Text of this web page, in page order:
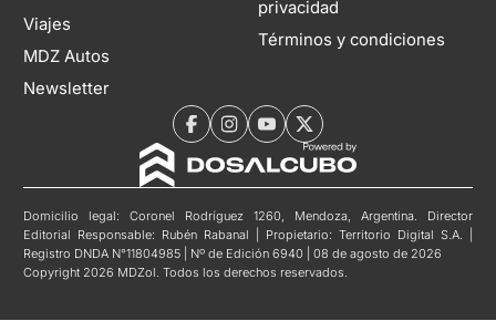
Viajes
MDZ Autos
Newsletter
privacidad
Términos y condiciones
Domicilio legal: Coronel Rodríguez 1260, Mendoza, Argentina. Director
Editorial Responsable: Rubén Rabanal | Propietario: Territorio Digital S.A. |
Registro DNDA N°11804985 | Nº de Edición 6940 | 08 de agosto de 2026
Copyright 2026 MDZol. Todos los derechos reservados.